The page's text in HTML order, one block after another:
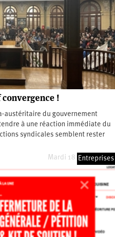
!
austéritaire du gouvernement
à une réaction immédiate du
syndicales semblent rester
Mardi 18 février 2025
Entreprises